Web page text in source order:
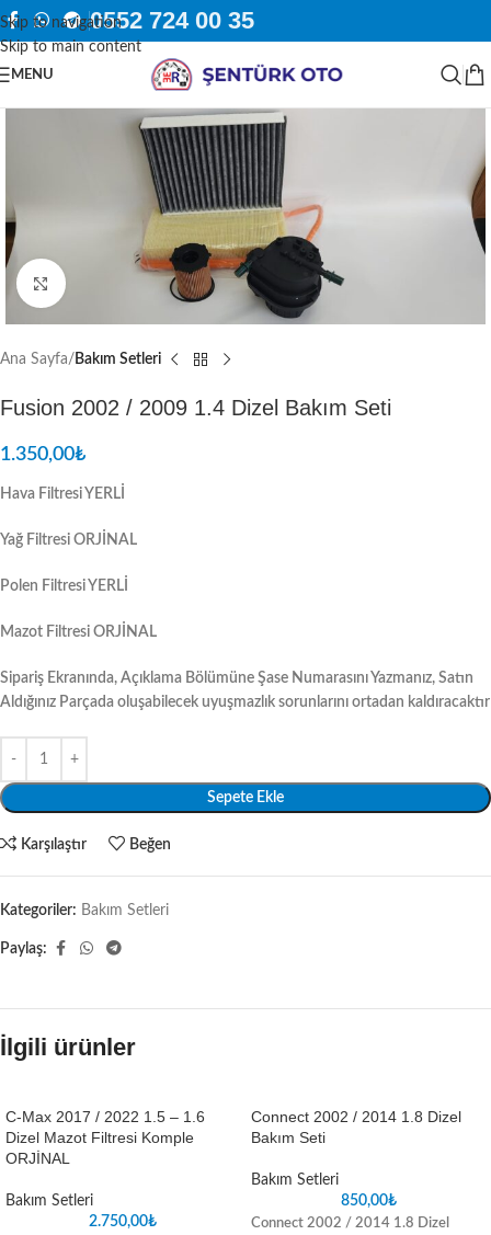
Skip to navigation
Skip to main content
0552 724 00 35
MENU
Resmi Büyüt
Ana Sayfa Bakım Setleri
Fusion 2002 / 2009 1.4 Dizel Bakım Seti
1.350,00₺
Hava Filtresi YERLİ
Yağ Filtresi ORJİNAL
Polen Filtresi YERLİ
Mazot Filtresi ORJİNAL
Sipariş Ekranında, Açıklama Bölümüne Şase Numarasını Yazmanız, Satın
Aldığınız Parçada oluşabilecek uyuşmazlık sorunlarını ortadan kaldıracaktır
Sepete Ekle
Karşılaştır Beğen
Kategoriler: Bakım Setleri
Paylaş:
İlgili ürünler
C-Max 2017 / 2022 1.5 – 1.6
Dizel Mazot Filtresi Komple
ORJİNAL
Bakım Setleri
2.750,00₺
Connect 2002 / 2014 1.8 Dizel
Bakım Seti
Bakım Setleri
850,00₺
Connect 2002 / 2014 1.8 Dizel